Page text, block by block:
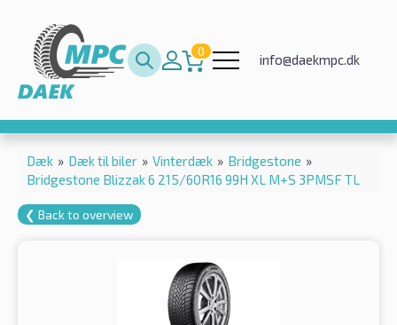
0
info@daekmpc.dk
Dæk » Dæk til biler » Vinterdæk » Bridgestone »
Bridgestone Blizzak 6 215/60R16 99H XL M+S 3PMSF TL
❮ Back to overview